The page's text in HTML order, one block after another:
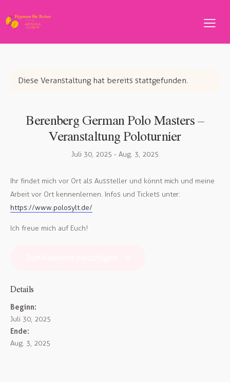
Diese Veranstaltung hat bereits stattgefunden.
Berenberg German Polo Masters –
Veranstaltung Poloturnier
Juli 30, 2025 - Aug. 3, 2025
Ihr findet mich vor Ort als Aussteller und könnt mich und meine
Arbeit vor Ort kennenlernen. Infos und Tickets unter:
https://www.polosylt.de/
Ich freue mich auf Euch!
Details
Beginn:
Juli 30, 2025
Ende:
Aug. 3, 2025